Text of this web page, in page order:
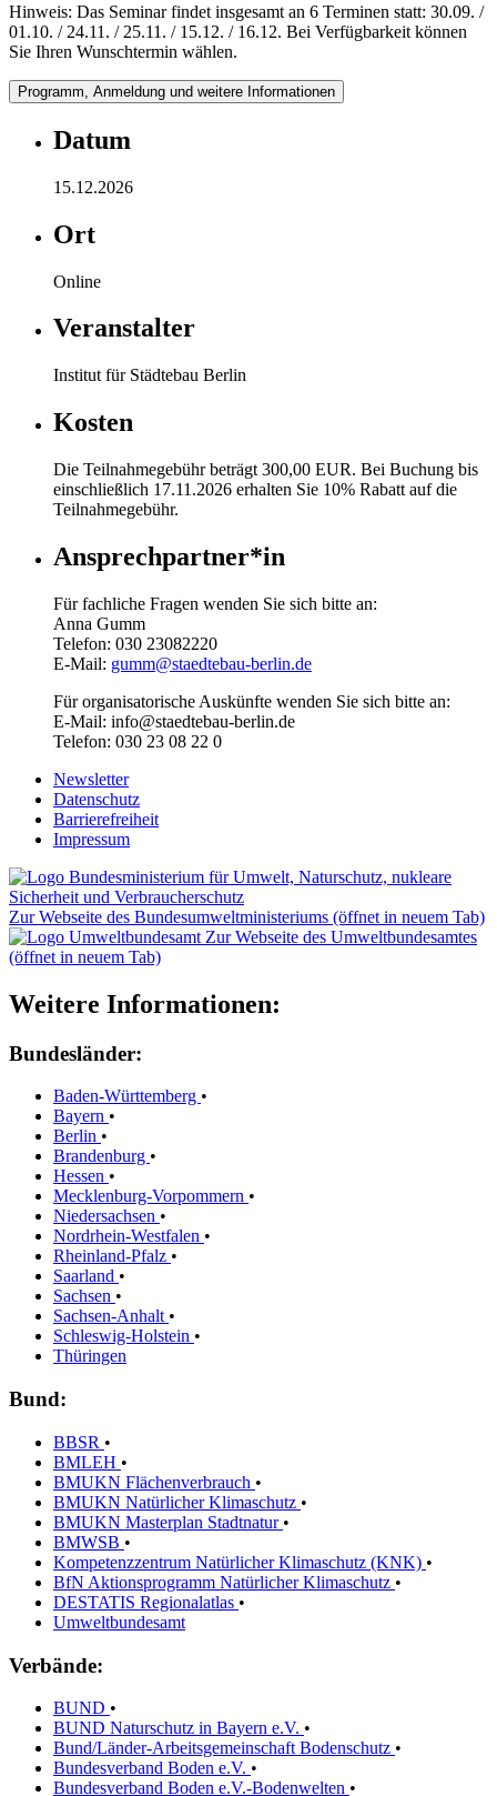
Hinweis: Das Seminar findet insgesamt an 6 Terminen statt: 30.09. /
01.10. / 24.11. / 25.11. / 15.12. / 16.12. Bei Verfügbarkeit können
Sie Ihren Wunschtermin wählen.
Programm, Anmeldung und weitere Informationen
Datum
15.12.2026
Ort
Online
Veranstalter
Institut für Städtebau Berlin
Kosten
Die Teilnahmegebühr beträgt 300,00 EUR. Bei Buchung bis
einschließlich 17.11.2026 erhalten Sie 10% Rabatt auf die
Teilnahmegebühr.
Ansprechpartner*in
Für fachliche Fragen wenden Sie sich bitte an:
Anna Gumm
Telefon: 030 23082220
E-Mail: gumm@staedtebau-berlin.de
Für organisatorische Auskünfte wenden Sie sich bitte an:
E-Mail: info@staedtebau-berlin.de
Telefon: 030 23 08 22 0
Newsletter
Datenschutz
Barrierefreiheit
Impressum
Zur Webseite des Bundesumweltministeriums (öffnet in neuem Tab)
Zur Webseite des Umweltbundesamtes
(öffnet in neuem Tab)
Weitere Informationen:
Bundesländer:
Baden-Württemberg •
Bayern •
Berlin •
Brandenburg •
Hessen •
Mecklenburg-Vorpommern •
Niedersachsen •
Nordrhein-Westfalen •
Rheinland-Pfalz •
Saarland •
Sachsen •
Sachsen-Anhalt •
Schleswig-Holstein •
Thüringen
Bund:
BBSR •
BMLEH •
BMUKN Flächenverbrauch •
BMUKN Natürlicher Klimaschutz •
BMUKN Masterplan Stadtnatur •
BMWSB •
Kompetenzzentrum Natürlicher Klimaschutz (KNK) •
BfN Aktionsprogramm Natürlicher Klimaschutz •
DESTATIS Regionalatlas •
Umweltbundesamt
Verbände:
BUND •
BUND Naturschutz in Bayern e.V. •
Bund/Länder-Arbeitsgemeinschaft Bodenschutz •
Bundesverband Boden e.V. •
Bundesverband Boden e.V.-Bodenwelten •